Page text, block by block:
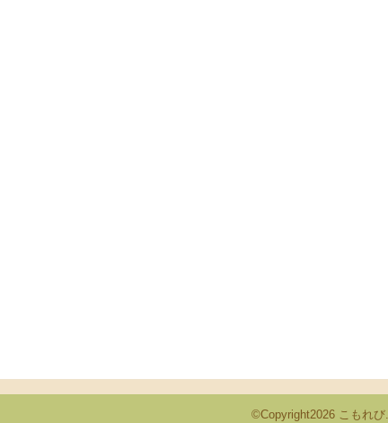
©Copyright2026 こもれび